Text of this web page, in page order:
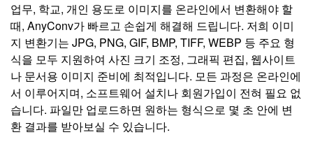
업무, 학교, 개인 용도로 이미지를 온라인에서 변환해야 할
때, AnyConv가 빠르고 손쉽게 해결해 드립니다. 저희 이미
지 변환기는 JPG, PNG, GIF, BMP, TIFF, WEBP 등 주요 형
식을 모두 지원하여 사진 크기 조정, 그래픽 편집, 웹사이트
나 문서용 이미지 준비에 최적입니다. 모든 과정은 온라인에
서 이루어지며, 소프트웨어 설치나 회원가입이 전혀 필요 없
습니다. 파일만 업로드하면 원하는 형식으로 몇 초 안에 변
환 결과를 받아보실 수 있습니다.